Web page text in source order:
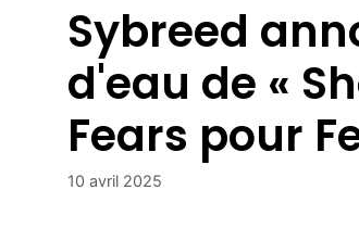
Sybreed
d'eau de «
Fears pour
10 avril 2025